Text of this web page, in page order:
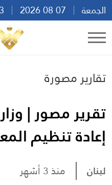
الجمعة
تقارير مصورة
تقرير مصور |
إعادة تنظيم
لبنان منذ 3 أشهر